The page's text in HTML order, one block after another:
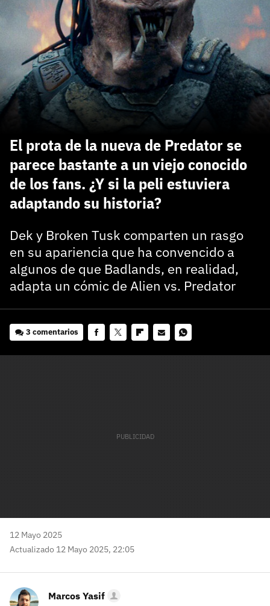
El prota de la nueva de Predator se
parece bastante a un viejo conocido
de los fans. ¿Y si la peli estuviera
adaptando su historia?
Dek y Broken Tusk comparten un rasgo
en su apariencia que ha convencido a
algunos de que Badlands, en realidad,
adapta un cómic de Alien vs. Predator
3 comentarios
12 Mayo 2025
Actualizado 12 Mayo 2025, 22:05
Marcos Yasif
¿Todavía no tienes cuenta?
Regístrate gratis
El inicio de sesión con Facebook ya no está
disponible, pero puedes seguir usando tu cuenta
de 3DJuegos:
Recupera tu acceso con Facebook
carácter inicial), pero no mayúsculas, espacios, tildes
o caracteres especiales.
He leído y acepto lapolitica de privacidad y
de participación
Registrarse en 3DJuegos
Entra con Google
¿Ya tienes cuenta?
Entra en 3DJuegos